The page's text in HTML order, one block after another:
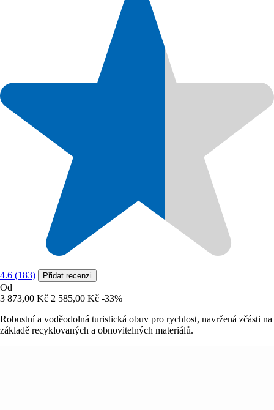
4.6 (183) Přidat recenzi
Od
3 873,00 Kč 2 585,00 Kč -33%
Robustní a voděodolná turistická obuv pro rychlost, navržená zčásti na
základě recyklovaných a obnovitelných materiálů.